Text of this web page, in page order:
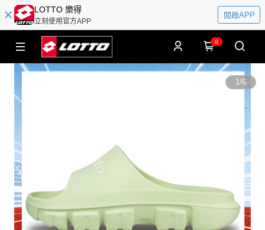
LOTTO 樂得
立刻使用官方APP
開啟APP
0
1/6